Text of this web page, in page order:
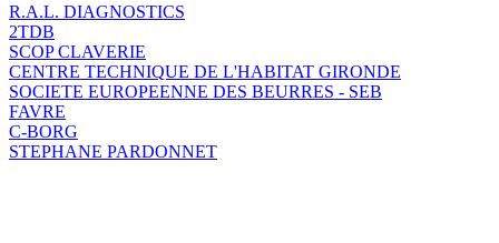
R.A.L. DIAGNOSTICS
2TDB
SCOP CLAVERIE
CENTRE TECHNIQUE DE L'HABITAT GIRONDE
SOCIETE EUROPEENNE DES BEURRES - SEB
FAVRE
C-BORG
STEPHANE PARDONNET